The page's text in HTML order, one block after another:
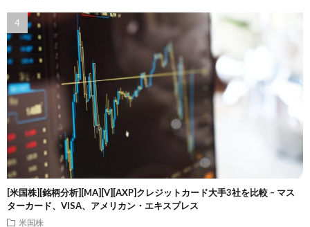
[米国株][銘柄分析][MA][V][AXP]クレジットカード大手3社を比較 – マス
ターカード、VISA、アメリカン・エキスプレス
米国株